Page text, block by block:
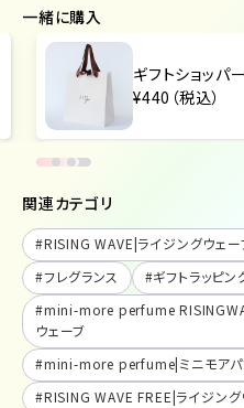
一緒に購入
ギフトショッパー
¥440（税込）
関連カテゴリ
#RISING WAVE|ライジングウェー
#フレグランス #ギフトラッピ
#mini-more perfume
ウェーブ
#mini-more perfume|ミニモアパ
#RISING WAVE FREE|ライジン